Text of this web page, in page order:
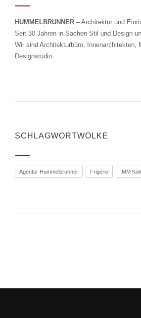
HUMMELBRUNNER – Architektur und
Seit 30 Jahren in Sachen Stil und Design
Wir sind Architekturbüro, Innenarchitekten,
Designstudio.
SCHLAGWORTWOLKE
Agentur Hummelbrunner Frigerio IMM